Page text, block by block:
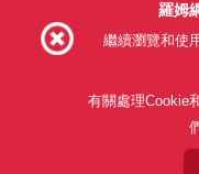
關於本公
羅姆
繼續瀏覽和使
有關處理Cookie